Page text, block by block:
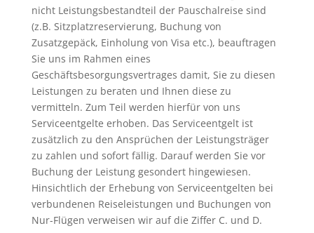
nicht Leistungsbestandteil der Pauschalreise sind
(z.B. Sitzplatzreservierung, Buchung von
Zusatzgepäck, Einholung von Visa etc.), beauftragen
Sie uns im Rahmen eines
Geschäftsbesorgungsvertrages damit, Sie zu diesen
Leistungen zu beraten und Ihnen diese zu
vermitteln. Zum Teil werden hierfür von uns
Serviceentgelte erhoben. Das Serviceentgelt ist
zusätzlich zu den Ansprüchen der Leistungsträger
zu zahlen und sofort fällig. Darauf werden Sie vor
Buchung der Leistung gesondert hingewiesen.
Hinsichtlich der Erhebung von Serviceentgelten bei
verbundenen Reiseleistungen und Buchungen von
Nur-Flügen verweisen wir auf die Ziffer C. und D.